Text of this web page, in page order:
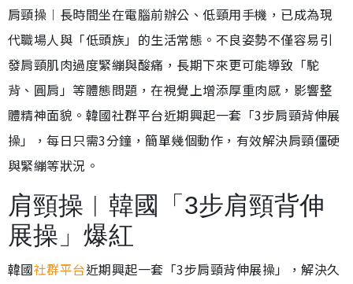
肩頸操︱長時間坐在電腦前辦公、低頸用手機，已成為現
代職場人與「低頭族」的生活常態。不良姿勢不僅容易引
發肩頸肌肉過度緊繃與酸痛，長期下來更可能導致「駝
背、圓肩」等體態問題，在視覺上增添厚重肉感，影響整
體精神面貌。韓國社群平台近期興起一套「3步肩頸背伸展
操」，每日只需3分鐘，簡單幾個動作，有效解決肩頸僵硬
與緊繃等狀況。
肩頸操︱韓國「3步肩頸背伸
展操」爆紅
韓國社群平台近期興起一套「3步肩頸背伸展操」，解決久